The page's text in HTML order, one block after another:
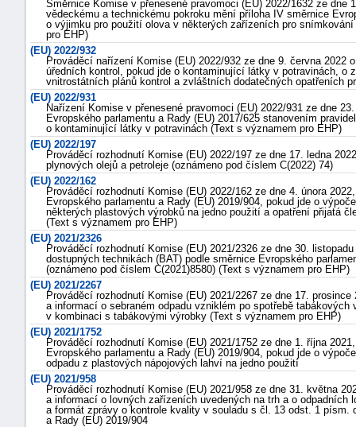
Směrnice Komise v přenesené pravomoci (EU) 2022/1632 ze
vědeckému a technickému pokroku mění příloha IV směrnice
o výjimku pro použití olova v některých zařízeních pro
pro EHP)
(EU) 2022/932
Prováděcí nařízení Komise (EU) 2022/932 ze dne 9. června 2022
úředních kontrol, pokud jde o kontaminující látky v potravinách, o
vnitrostátních plánů kontrol a zvláštních dodatečných opatřeních
(EU) 2022/931
Nařízení Komise v přenesené pravomoci (EU) 2022/931 ze dne
Evropského parlamentu a Rady (EU) 2017/625 stanovením
o kontaminující látky v potravinách (Text s významem pro EHP)
(EU) 2022/197
Prováděcí rozhodnutí Komise (EU) 2022/197 ze dne 17. ledna
plynových olejů a petroleje (oznámeno pod číslem C(2022) 74)
(EU) 2022/162
Prováděcí rozhodnutí Komise (EU) 2022/162 ze dne 4. února
Evropského parlamentu a Rady (EU) 2019/904, pokud jde o
některých plastových výrobků na jedno použití a opatření přijatá
(Text s významem pro EHP)
(EU) 2021/2326
Prováděcí rozhodnutí Komise (EU) 2021/2326 ze dne 30.
dostupných technikách (BAT) podle směrnice Evropského
(oznámeno pod číslem C(2021)8580) (Text s významem pro EHP)
(EU) 2021/2267
Prováděcí rozhodnutí Komise (EU) 2021/2267 ze dne 17.
a informací o sebraném odpadu vzniklém po spotřebě
v kombinaci s tabákovými výrobky (Text s významem pro EHP)
(EU) 2021/1752
Prováděcí rozhodnutí Komise (EU) 2021/1752 ze dne 1. října
Evropského parlamentu a Rady (EU) 2019/904, pokud jde o
odpadu z plastových nápojových lahví na jedno použití
(EU) 2021/958
Prováděcí rozhodnutí Komise (EU) 2021/958 ze dne 31. května
a informací o lovných zařízeních uvedených na trh a o
a formát zprávy o kontrole kvality v souladu s čl. 13 odst. 1 písm.
a Rady (EU) 2019/904